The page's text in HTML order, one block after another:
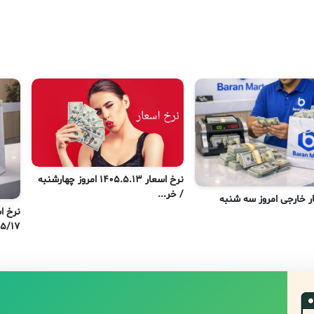
نرخ
۱۴۰۵/
نرخ اسعار 1405.5.13 امروز چهارشنبه
/ خر...
خارجی امروز سه شنبه